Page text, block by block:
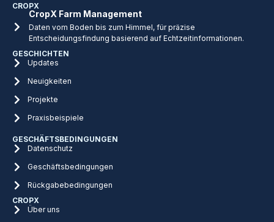
CROPX
CropX Farm Management
Daten vom Boden bis zum Himmel, für präzise
Entscheidungsfindung basierend auf Echtzeitinformationen.
GESCHICHTEN
Updates
Neuigkeiten
Projekte
Praxisbeispiele
GESCHÄFTSBEDINGUNGEN
Datenschutz
Geschäftsbedingungen
Rückgabebedingungen
CROPX
Über uns